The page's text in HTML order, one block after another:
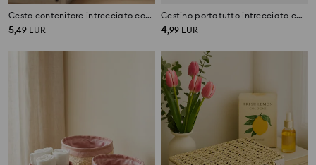
Cesto contenitore intrecciato con motivo arcobaleno
5,49 EUR
Cestino portatutto intrecciato con manici
4,99 EUR